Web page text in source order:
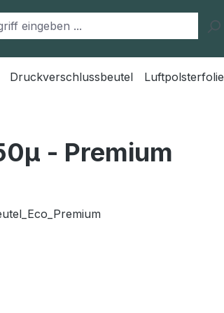
Druckverschlussbeutel Luftpolsterfolie
- Premium